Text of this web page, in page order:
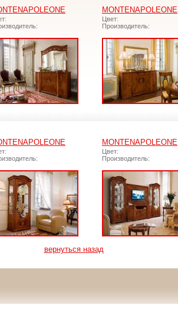
MONTENAPOLEONE
Цвет:
Производитель:
MONTENAPOLEONE
Цвет:
Производитель:
вернуться назад